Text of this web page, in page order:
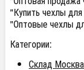
"Купить чехлы
"Оптовые чехлы
Категории:
Склад